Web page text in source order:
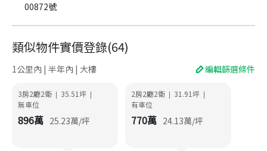
00872號
類似物件實價登錄(64)
1公里內 | 半年內 | 大樓 編輯篩選條件
3房2廳2衛 | 35.51坪 |
無車位
896萬 25.23萬/坪
2房2廳2衛 | 31.91坪 |
有車位
770萬 24.13萬/坪